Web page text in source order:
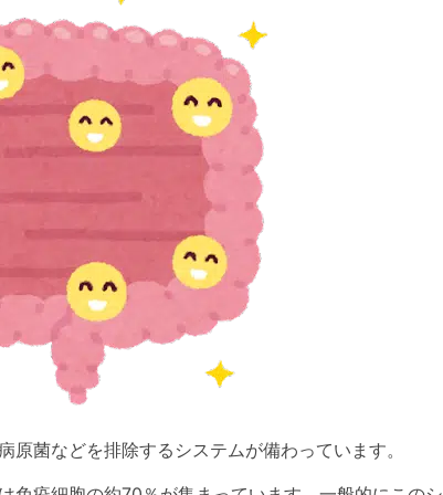
菌などを排除するシステムが備わっています。